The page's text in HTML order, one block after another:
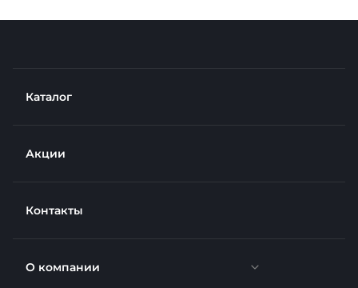
Каталог
Акции
Контакты
О компании